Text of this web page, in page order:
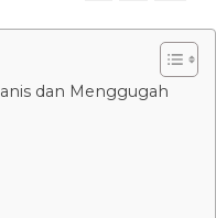
dan Menggugah